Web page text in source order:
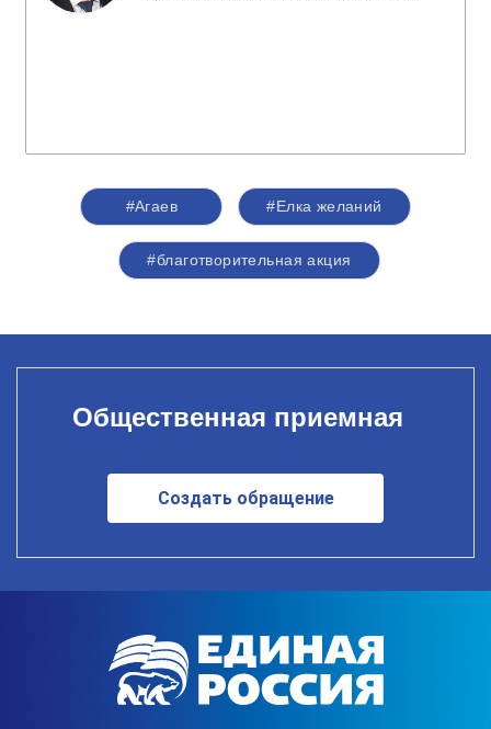
#Агаев #Елка желаний
#благотворительная акция
Общественная приемная
Создать обращение